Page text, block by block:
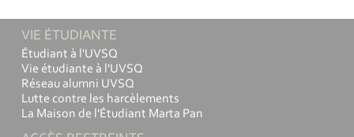
VIE ÉTUDIANTE
Étudiant à l'UVSQ
Vie étudiante à l'UVSQ
Réseau alumni UVSQ
Lutte contre les harcèlements
La Maison de l'Étudiant Marta Pan